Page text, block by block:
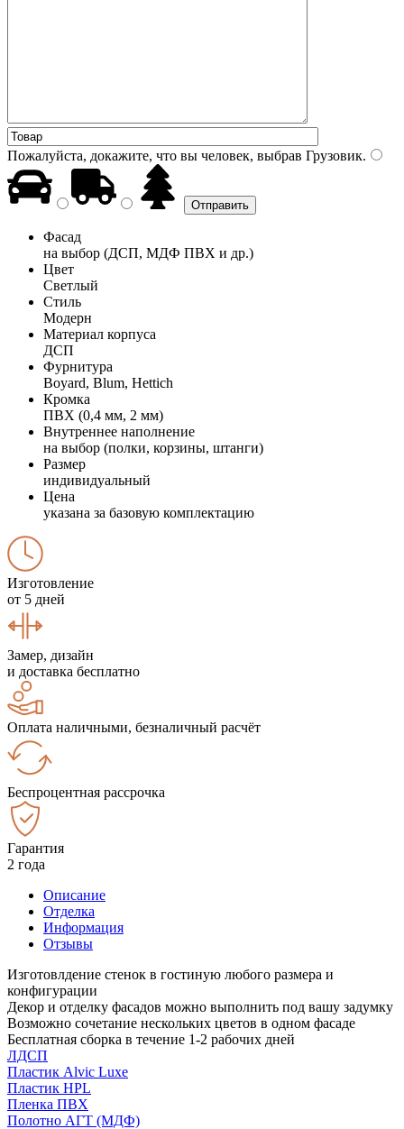
Пожалуйста, докажите, что вы человек, выбрав Грузовик.
Фасад
на выбор (ДСП, МДФ ПВХ и др.)
Цвет
Светлый
Стиль
Модерн
Материал корпуса
ДСП
Фурнитура
Boyard, Blum, Hettich
Кромка
ПВХ (0,4 мм, 2 мм)
Внутреннее наполнение
на выбор (полки, корзины, штанги)
Размер
индивидуальный
Цена
указана за базовую комплектацию
Изготовление
от 5 дней
Замер, дизайн
и доставка бесплатно
Оплата наличными, безналичный расчёт
Беспроцентная рассрочка
Гарантия
2 года
Описание
Отделка
Информация
Отзывы
Изготовлдение стенок в гостиную любого размера и
конфигурации
Декор и отделку фасадов можно выполнить под вашу задумку
Возможно сочетание нескольких цветов в одном фасаде
Бесплатная сборка в течение 1-2 рабочих дней
ЛДСП
Пластик Alvic Luxe
Пластик HPL
Пленка ПВХ
Полотно АГТ (МДФ)